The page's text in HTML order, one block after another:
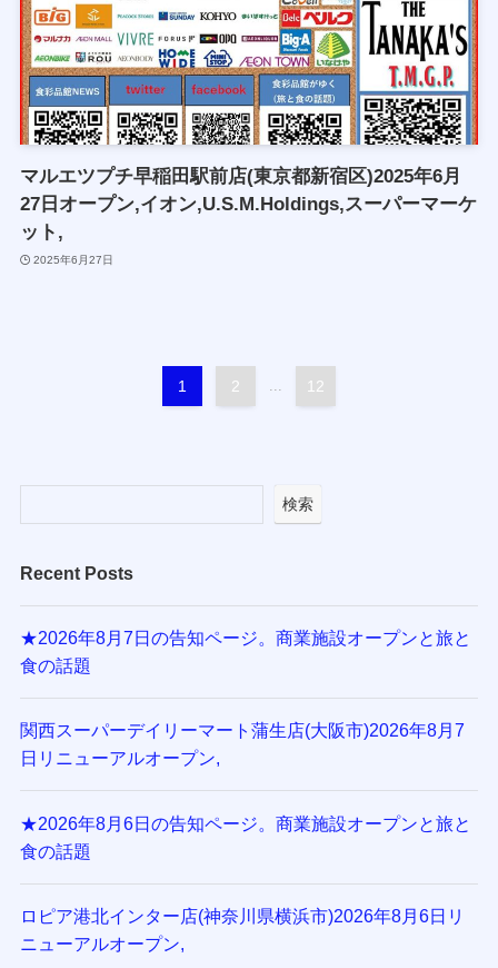
マルエツプチ早稲田駅前店(東京都新宿区)2025年6月
27日オープン,イオン,U.S.M.Holdings,スーパーマーケ
ット,
2025年6月27日
1 2 ... 12
検索
Recent Posts
★2026年8月7日の告知ページ。商業施設オープンと旅と
食の話題
関西スーパーデイリーマート蒲生店(大阪市)2026年8月7
日リニューアルオープン,
★2026年8月6日の告知ページ。商業施設オープンと旅と
食の話題
ロピア港北インター店(神奈川県横浜市)2026年8月6日リ
ニューアルオープン,